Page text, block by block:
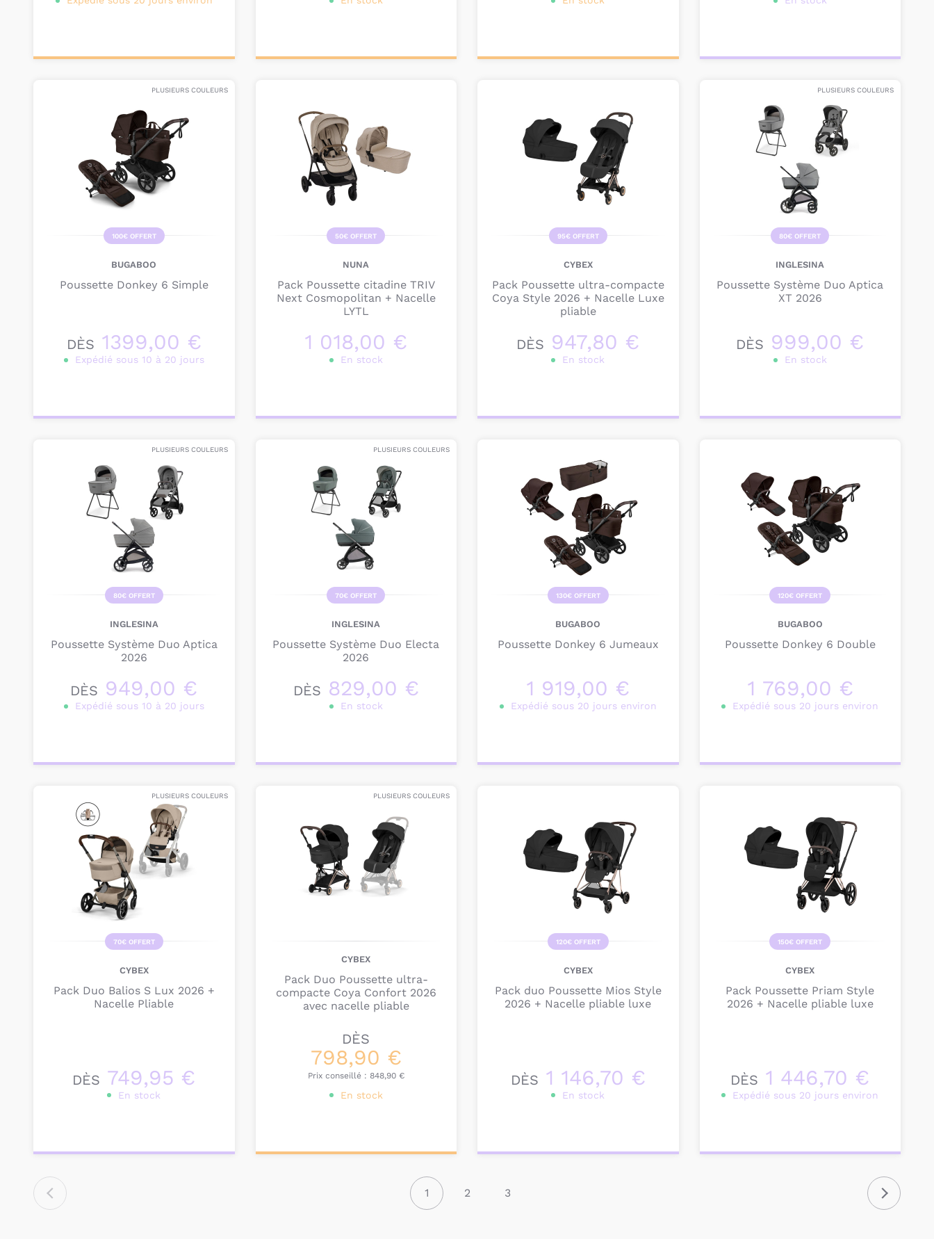
PLUSIEURS COULEURS
100€ OFFERT
BUGABOO
Poussette Donkey 6 Simple
DÈS 1399,00 €
Expédié sous 10 à 20 jours
50€ OFFERT
NUNA
Pack Poussette citadine TRIV
Next Cosmopolitan + Nacelle
LYTL
1 018,00 €
En stock
95€ OFFERT
CYBEX
Pack Poussette ultra-compacte
Coya Style 2026 + Nacelle Luxe
pliable
DÈS 947,80 €
En stock
PLUSIEURS COULEURS
80€ OFFERT
INGLESINA
Poussette Système Duo Aptica
XT 2026
DÈS 999,00 €
En stock
PLUSIEURS COULEURS
80€ OFFERT
INGLESINA
Poussette Système Duo Aptica
2026
DÈS 949,00 €
Expédié sous 10 à 20 jours
PLUSIEURS COULEURS
70€ OFFERT
INGLESINA
Poussette Système Duo Electa
2026
DÈS 829,00 €
En stock
130€ OFFERT
BUGABOO
Poussette Donkey 6 Jumeaux
1 919,00 €
Expédié sous 20 jours environ
120€ OFFERT
BUGABOO
Poussette Donkey 6 Double
1 769,00 €
Expédié sous 20 jours environ
PLUSIEURS COULEURS
70€ OFFERT
CYBEX
Pack Duo Balios S Lux 2026 +
Nacelle Pliable
DÈS 749,95 €
En stock
PLUSIEURS COULEURS
CYBEX
Pack Duo Poussette ultra-
compacte Coya Confort 2026
avec nacelle pliable
DÈS
798,90 €
Prix conseillé : 848,90 €
En stock
120€ OFFERT
CYBEX
Pack duo Poussette Mios Style
2026 + Nacelle pliable luxe
DÈS 1 146,70 €
En stock
150€ OFFERT
CYBEX
Pack Poussette Priam Style
2026 + Nacelle pliable luxe
DÈS 1 446,70 €
Expédié sous 20 jours environ
1
2 3